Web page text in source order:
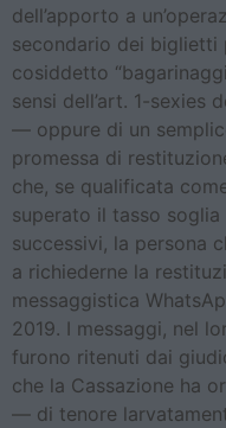
dell’apporto a
secondario dei
cosiddetto
sensi dell’art. 1-sexies
— oppure di un
promessa di
che, se qualificata
superato il tasso
successivi, la persona
a richiederne la
messaggistica
2019. I messaggi, nel
furono ritenuti dai
che la Cassazione ha
— di tenore